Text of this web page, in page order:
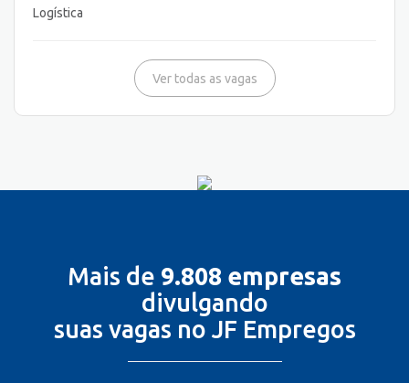
Logística
Ver todas as vagas
Mais de 9.808 empresas
divulgando
suas vagas no JF Empregos